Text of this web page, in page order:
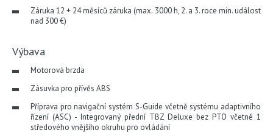
Záruka 12 + 24 měsíců záruka (max. 3000 h, 2. a 3. roce min. událost
nad 300 €)
Výbava
Motorová brzda
Zásuvka pro přívěs ABS
Příprava pro navigační systém S-Guide včetně systému adaptivního
řízení (ASC) - Integrovaný přední TBZ Deluxe bez PTO včetně 1
středového vnějšího okruhu pro ovládání